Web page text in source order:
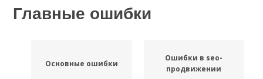
Главные ошибки
Основные ошибки
Ошибки в seo-
продвижении